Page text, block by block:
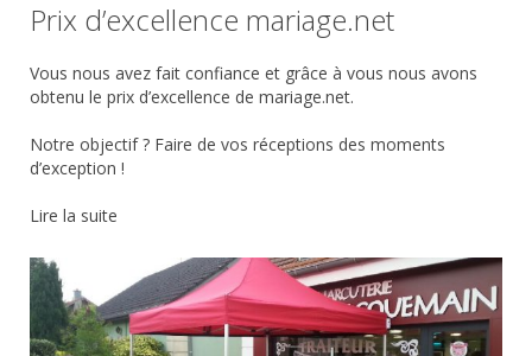
Prix d’excellence mariage.net
Vous nous avez fait confiance et grâce à vous nous avons
obtenu le prix d’excellence de mariage.net.
Notre objectif ? Faire de vos réceptions des moments
d’exception !
Lire la suite